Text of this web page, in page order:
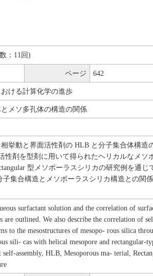
：11回)
ページ 642
ける計算化学の進歩
メソ多孔体の構造の関係
挙動と界面活性剤の HLB と分子集合体構造
性剤を型剤に用いて得られたヘリカルなメソ
型メソポーラスシリカの研究例を通じ
子集合構造とメソポーラスシリカ構造との関
surfactant solution and the correlation of
are outlined. We also describe the correlation of
to the mesostructures of mesopo- rous silica
sili- cas with helical mesopore and rectangular-
assembly, HLB, Mesoporous ma- terial,